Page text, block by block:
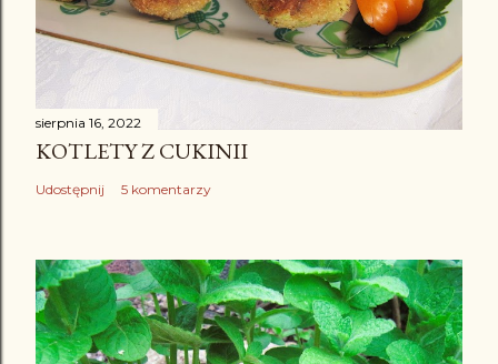
sierpnia 16, 2022
KOTLETY Z CUKINII
Udostępnij 5 komentarzy